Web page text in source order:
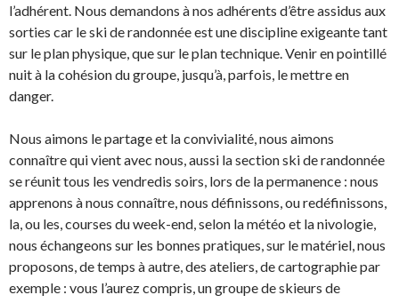
l’adhérent. Nous demandons à nos adhérents d’être assidus aux
sorties car le ski de randonnée est une discipline exigeante tant
sur le plan physique, que sur le plan technique. Venir en pointillé
nuit à la cohésion du groupe, jusqu’à, parfois, le mettre en
danger.
Nous aimons le partage et la convivialité, nous aimons
connaître qui vient avec nous, aussi la section ski de randonnée
se réunit tous les vendredis soirs, lors de la permanence : nous
apprenons à nous connaître, nous définissons, ou redéfinissons,
la, ou les, courses du week-end, selon la météo et la nivologie,
nous échangeons sur les bonnes pratiques, sur le matériel, nous
proposons, de temps à autre, des ateliers, de cartographie par
exemple : vous l’aurez compris, un groupe de skieurs de